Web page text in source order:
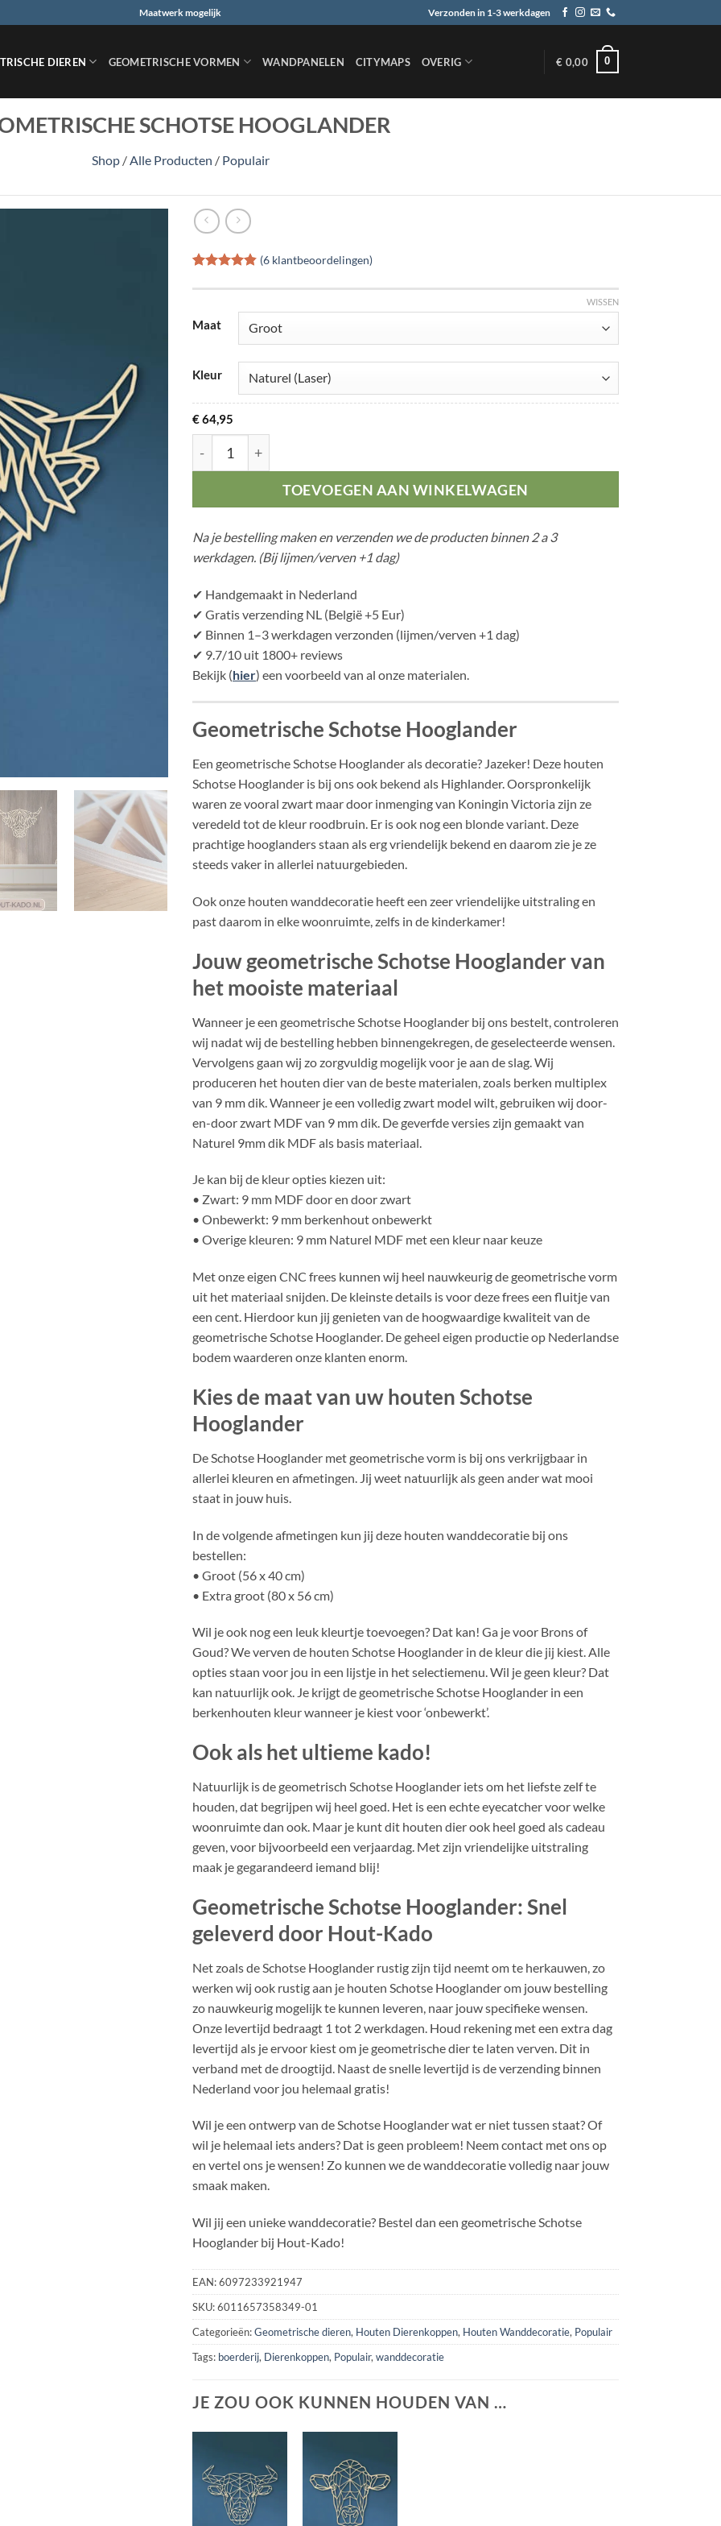
Maatwerk mogelijk Verzonden in 1-3 werkdagen
DIEREN GEOMETRISCHE VORMEN WANDPANELEN CITYMAPS OVERIG € 0,00 0
SCHOTSE HOOGLANDER
Shop / Alle Producten / Populair
4.83op 5
op
klant
waarderingen
(6klantbeoordelingen)
Maat
Kleur
WISSEN
€64,95
Geometrische Schotse Hooglander aantal
TOEVOEGEN AAN WINKELWAGEN
Na je bestelling maken en verzenden we de producten binnen 2 a 3
werkdagen. (Bij lijmen/verven +1 dag)
✔ Handgemaakt in Nederland
✔ Gratis verzending NL (België +5 Eur)
✔ Binnen 1–3 werkdagen verzonden (lijmen/verven +1 dag)
✔ 9.7/10 uit 1800+ reviews
Bekijk (hier) een voorbeeld van al onze materialen.
Geometrische Schotse Hooglander
Een geometrische Schotse Hooglander als decoratie? Jazeker! Deze houten
Schotse Hooglander is bij ons ook bekend als Highlander. Oorspronkelijk
waren ze vooral zwart maar door inmenging van Koningin Victoria zijn ze
veredeld tot de kleur roodbruin. Er is ook nog een blonde variant. Deze
prachtige hooglanders staan als erg vriendelijk bekend en daarom zie je ze
steeds vaker in allerlei natuurgebieden.
Ook onze houten wanddecoratie heeft een zeer vriendelijke uitstraling en
past daarom in elke woonruimte, zelfs in de kinderkamer!
Jouw geometrische Schotse Hooglander van
het mooiste materiaal
Wanneer je een geometrische Schotse Hooglander bij ons bestelt, controleren
wij nadat wij de bestelling hebben binnengekregen, de geselecteerde wensen.
Vervolgens gaan wij zo zorgvuldig mogelijk voor je aan de slag. Wij
produceren het houten dier van de beste materialen, zoals berken multiplex
van 9 mm dik. Wanneer je een volledig zwart model wilt, gebruiken wij door-
en-door zwart MDF van 9 mm dik. De geverfde versies zijn gemaakt van
Naturel 9mm dik MDF als basis materiaal.
Je kan bij de kleur opties kiezen uit:
• Zwart: 9 mm MDF door en door zwart
• Onbewerkt: 9 mm berkenhout onbewerkt
• Overige kleuren: 9 mm Naturel MDF met een kleur naar keuze
Met onze eigen CNC frees kunnen wij heel nauwkeurig de geometrische vorm
uit het materiaal snijden. De kleinste details is voor deze frees een fluitje van
een cent. Hierdoor kun jij genieten van de hoogwaardige kwaliteit van de
geometrische Schotse Hooglander. De geheel eigen productie op Nederlandse
bodem waarderen onze klanten enorm.
Kies de maat van uw houten Schotse
Hooglander
De Schotse Hooglander met geometrische vorm is bij ons verkrijgbaar in
allerlei kleuren en afmetingen. Jij weet natuurlijk als geen ander wat mooi
staat in jouw huis.
In de volgende afmetingen kun jij deze houten wanddecoratie bij ons
bestellen:
• Groot (56 x 40 cm)
• Extra groot (80 x 56 cm)
Wil je ook nog een leuk kleurtje toevoegen? Dat kan! Ga je voor Brons of
Goud? We verven de houten Schotse Hooglander in de kleur die jij kiest. Alle
opties staan voor jou in een lijstje in het selectiemenu. Wil je geen kleur? Dat
kan natuurlijk ook. Je krijgt de geometrische Schotse Hooglander in een
berkenhouten kleur wanneer je kiest voor ‘onbewerkt’.
Ook als het ultieme kado!
Natuurlijk is de geometrisch Schotse Hooglander iets om het liefste zelf te
houden, dat begrijpen wij heel goed. Het is een echte eyecatcher voor welke
woonruimte dan ook. Maar je kunt dit houten dier ook heel goed als cadeau
geven, voor bijvoorbeeld een verjaardag. Met zijn vriendelijke uitstraling
maak je gegarandeerd iemand blij!
Geometrische Schotse Hooglander: Snel
geleverd door Hout-Kado
Net zoals de Schotse Hooglander rustig zijn tijd neemt om te herkauwen, zo
werken wij ook rustig aan je houten Schotse Hooglander om jouw bestelling
zo nauwkeurig mogelijk te kunnen leveren, naar jouw specifieke wensen.
Onze levertijd bedraagt 1 tot 2 werkdagen. Houd rekening met een extra dag
levertijd als je ervoor kiest om je geometrische dier te laten verven. Dit in
verband met de droogtijd. Naast de snelle levertijd is de verzending binnen
Nederland voor jou helemaal gratis!
Wil je een ontwerp van de Schotse Hooglander wat er niet tussen staat? Of
wil je helemaal iets anders? Dat is geen probleem! Neem contact met ons op
en vertel ons je wensen! Zo kunnen we de wanddecoratie volledig naar jouw
smaak maken.
Wil jij een unieke wanddecoratie? Bestel dan een geometrische Schotse
Hooglander bij Hout-Kado!
EAN:6097233921947
SKU:6011657358349-01
Categorieën:Geometrische dieren, Houten Dierenkoppen, Houten Wanddecoratie, Populair
Tags: boerderij, Dierenkoppen, Populair, wanddecoratie
JE ZOU OOK KUNNEN HOUDEN VAN …